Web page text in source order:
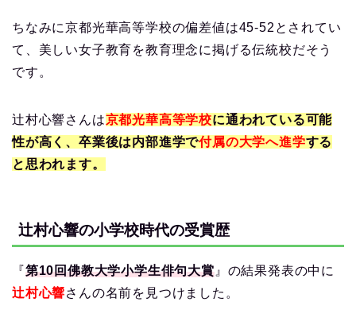
ちなみに京都光華高等学校の偏差値は45-52とされてい
て、美しい女子教育を教育理念に掲げる伝統校だそう
です。
辻村心響さんは京都光華高等学校に通われている可能
性が高く、卒業後は内部進学で付属の大学へ進学する
と思われます。
辻村心響の小学校時代の受賞歴
『第10回佛教大学小学生俳句大賞』の結果発表の中に
辻村心響さんの名前を見つけました。